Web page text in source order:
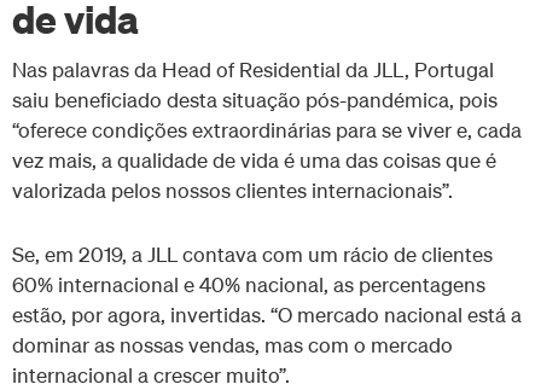
de vida
Nas palavras da Head of Residential da JLL, Portugal
saiu beneficiado desta situação pós-pandémica, pois
“oferece condições extraordinárias para se viver e, cada
vez mais, a qualidade de vida é uma das coisas que é
valorizada pelos nossos clientes internacionais”.
Se, em 2019, a JLL contava com um rácio de clientes
60% internacional e 40% nacional, as percentagens
estão, por agora, invertidas. “O mercado nacional está a
dominar as nossas vendas, mas com o mercado
internacional a crescer muito”.